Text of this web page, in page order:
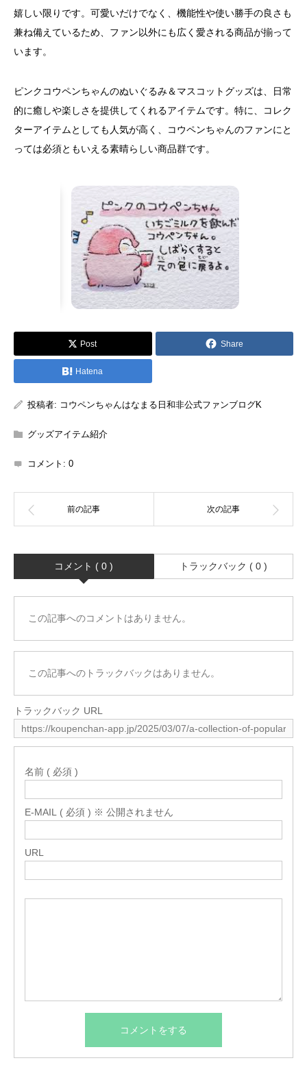
嬉しい限りです。可愛いだけでなく、機能性や使い勝手の良さも
兼ね備えているため、ファン以外にも広く愛される商品が揃って
います。
ピンクコウペンちゃんのぬいぐるみ＆マスコットグッズは、日常
的に癒しや楽しさを提供してくれるアイテムです。特に、コレク
ターアイテムとしても人気が高く、コウペンちゃんのファンにと
っては必須ともいえる素晴らしい商品群です。
Post Share
Hatena
投稿者: コウペンちゃんはなまる日和非公式ファンブログK
グッズアイテム紹介
コメント: 0
コメント ( 0 ) トラックバック ( 0 )
この記事へのコメントはありません。
この記事へのトラックバックはありません。
トラックバック URL
名前 ( 必須 )
E-MAIL ( 必須 ) ※ 公開されません
URL